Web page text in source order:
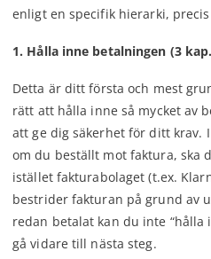
enligt en specifik hierarki,
1. Hålla inne betalningen (3
Detta är ditt första och mest
rätt att hålla inne så mycket av
att ge dig säkerhet för ditt krav.
om du beställt mot faktura, ska
istället fakturabolaget (t.ex.
bestrider fakturan på grund av
redan betalat kan du inte
gå vidare till nästa steg.